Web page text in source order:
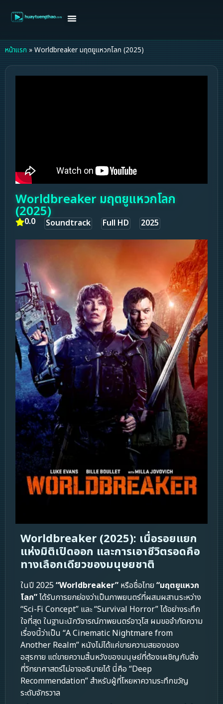
หน้าแรก » Worldbreaker มฤตยูแหวกโลก (2025)
Worldbreaker มฤตยูแหวกโลก
(2025)
0.0 Soundtrack Full HD 2025
Worldbreaker (2025): เมื่อรอยแยก
แห่งมิติเปิดออก และการเอาชีวิตรอดคือ
ทางเลือกเดียวของมนุษยชาติ
ในปี 2025 “Worldbreaker” หรือชื่อไทย“มฤตยูแหวก
โลก”ได้รับการยกย่องว่าเป็นภาพยนตร์ที่ผสมผสานระหว่าง
“Sci-Fi Concept” และ “Survival Horror” ได้อย่างระทึก
ใจที่สุด ในฐานะนักวิจารณ์ภาพยนตร์อาวุโส ผมขอจำกัดความ
เรื่องนี้ว่าเป็น “A Cinematic Nightmare from
Another Realm” หนังไม่ได้แค่ขายความสยองของ
อสุรกาย แต่ขายความสิ้นหวังของมนุษย์ที่ต้องเผชิญกับสิ่ง
ที่วิทยาศาสตร์ไม่อาจอธิบายได้ นี่คือ “Deep
Recommendation” สำหรับผู้ที่โหยหาความระทึกขวัญ
ระดับจักรวาล